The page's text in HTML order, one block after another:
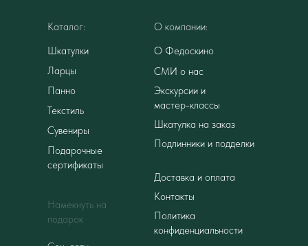
Каталог:
Шкатулки
Ларцы
Панно
Текстиль
Сувениры
Подарочные
сертификаты
Намекнуть на
подарок
О компании:
О Федоскино
Контакты
Экскурсии и
мастер-классы
Подлинники и подделки
Доставка и оплата
Шкатулка на заказ
Политика
конфиденциальности
СМИ о нас